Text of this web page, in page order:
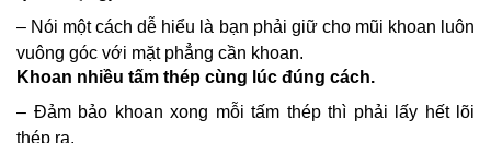
– Nói một cách dễ hiểu là bạn phải giữ cho mũi khoan luôn
vuông góc với mặt phẳng cần khoan.
Khoan nhiều tấm thép cùng lúc đúng cách.
– Đảm bảo khoan xong mỗi tấm thép thì phải lấy hết lõi
thép ra.